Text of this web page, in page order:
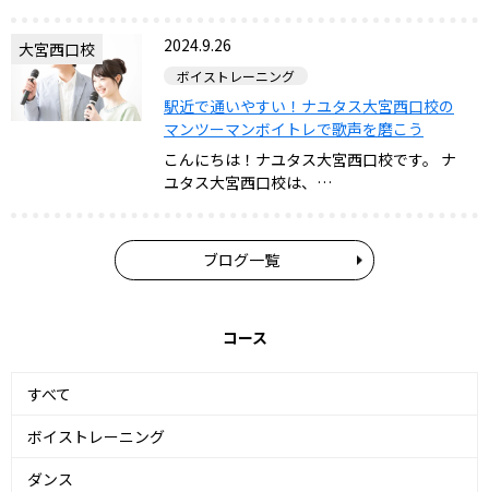
大宮西口校 2024.9.26
ボイストレーニング
駅近で通いやすい！ナユタス大宮西口校の
マンツーマンボイトレで歌声を磨こう
こんにちは！ナユタス大宮西口校です。 ナ
ユタス大宮西口校は、…
ブログ一覧
コース
すべて
ボイストレーニング
ダンス